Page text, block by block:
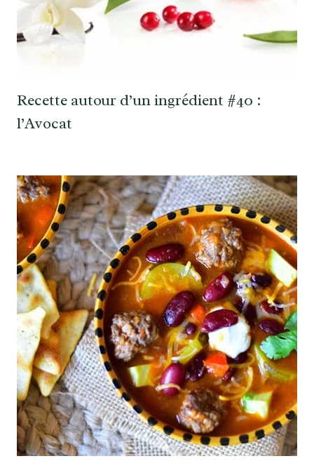
Recette autour d’un ingrédient #40 :
l’Avocat